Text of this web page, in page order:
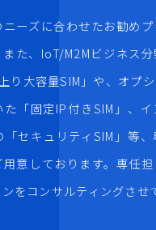
ーズに合わせたお勧め
た、IoT/M2Mビジネス
り大容量SIM」や、オプ
「固定IP付きSIM」、イ
セキュリティSIM」等
意しております。専任
をコンサルティングさせ